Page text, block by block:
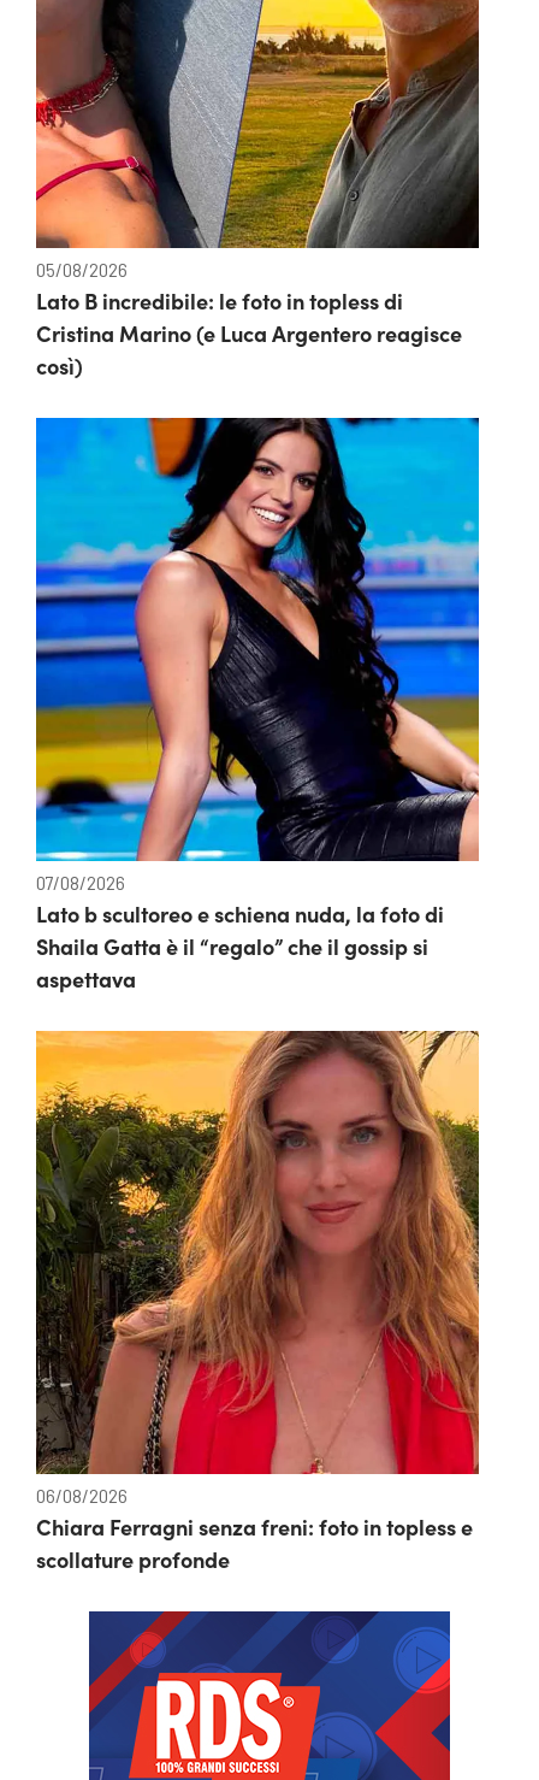
05/08/2026
Lato B incredibile: le foto in topless di
Cristina Marino (e Luca Argentero reagisce
così)
07/08/2026
Lato b scultoreo e schiena nuda, la foto di
Shaila Gatta è il “regalo” che il gossip si
aspettava
06/08/2026
Chiara Ferragni senza freni: foto in topless e
scollature profonde